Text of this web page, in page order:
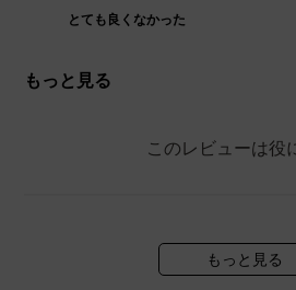
とても良くなかった
もっと見る
このレビューは役
もっと見る